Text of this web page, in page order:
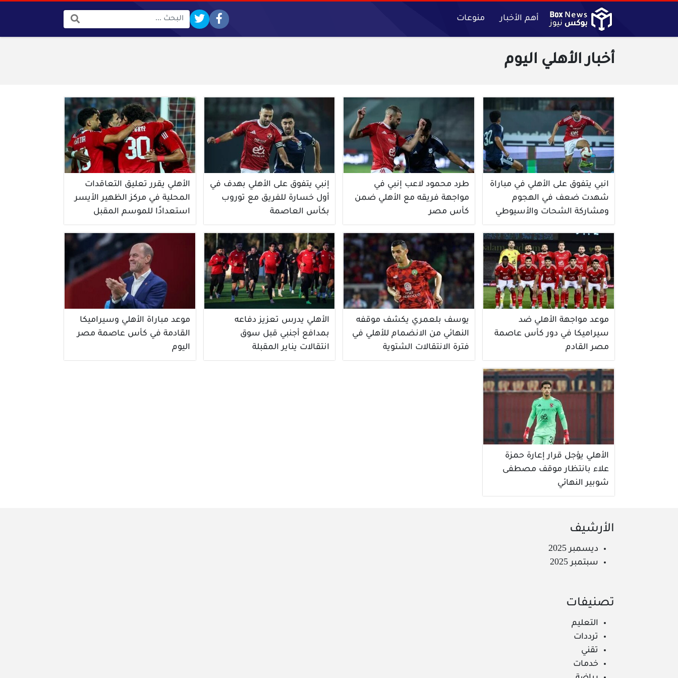
أهم الأخبار منوعات
البحث:
أخبار الأهلي اليوم
انبي يتفوق على الأهلي في مباراة
شهدت ضعف في الهجوم
ومشاركة الشحات والأسيوطي
طرد محمود لاعب إنبي في
مواجهة فريقه مع الأهلي ضمن
كأس مصر
إنبي يتفوق على الأهلي بهدف في
أول خسارة للفريق مع توروب
بكأس العاصمة
الأهلي يقرر تعليق التعاقدات
المحلية في مركز الظهير الأيسر
استعدادًا للموسم المقبل
موعد مواجهة الأهلي ضد
سيراميكا في دور كأس عاصمة
مصر القادم
يوسف بلعمري يكشف موقفه
النهائي من الانضمام للأهلي في
فترة الانتقالات الشتوية
الأهلي يدرس تعزيز دفاعه
بمدافع أجنبي قبل سوق
انتقالات يناير المقبلة
موعد مباراة الأهلي وسيراميكا
القادمة في كأس عاصمة مصر
اليوم
الأهلي يؤجل قرار إعارة حمزة
علاء بانتظار موقف مصطفى
شوبير النهائي
الأرشيف
ديسمبر 2025
سبتمبر 2025
تصنيفات
التعليم
ترددات
تقني
خدمات